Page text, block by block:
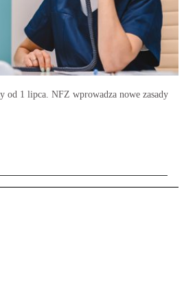
od 1 lipca. NFZ wprowadza nowe zasady